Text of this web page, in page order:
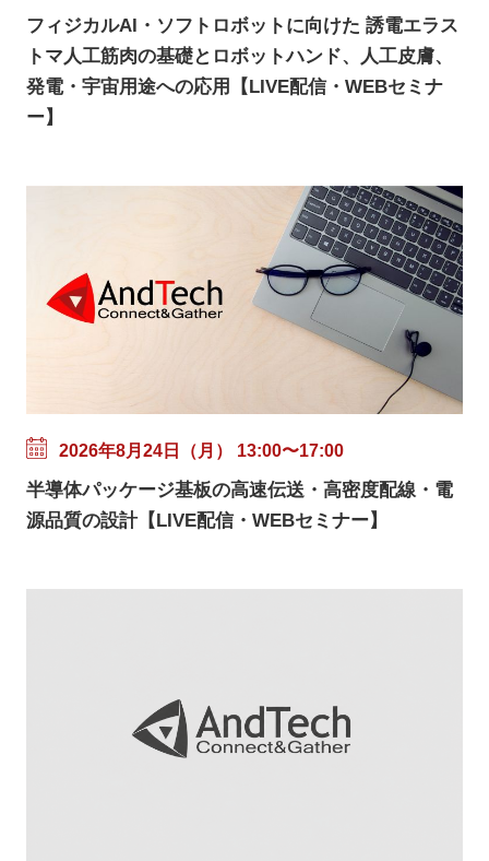
フィジカルAI・ソフトロボットに向けた 誘電エラス
トマ人工筋肉の基礎とロボットハンド、人工皮膚、
発電・宇宙用途への応用【LIVE配信・WEBセミナ
ー】
2026年8月24日（月） 13:00〜17:00
半導体パッケージ基板の高速伝送・高密度配線・電
源品質の設計【LIVE配信・WEBセミナー】